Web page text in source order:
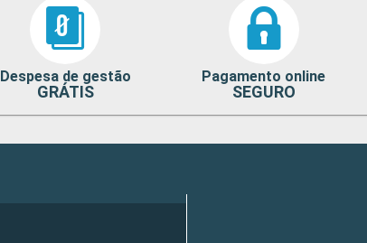
Despesa de gestão
GRÁTIS
Pagamento online
SEGURO